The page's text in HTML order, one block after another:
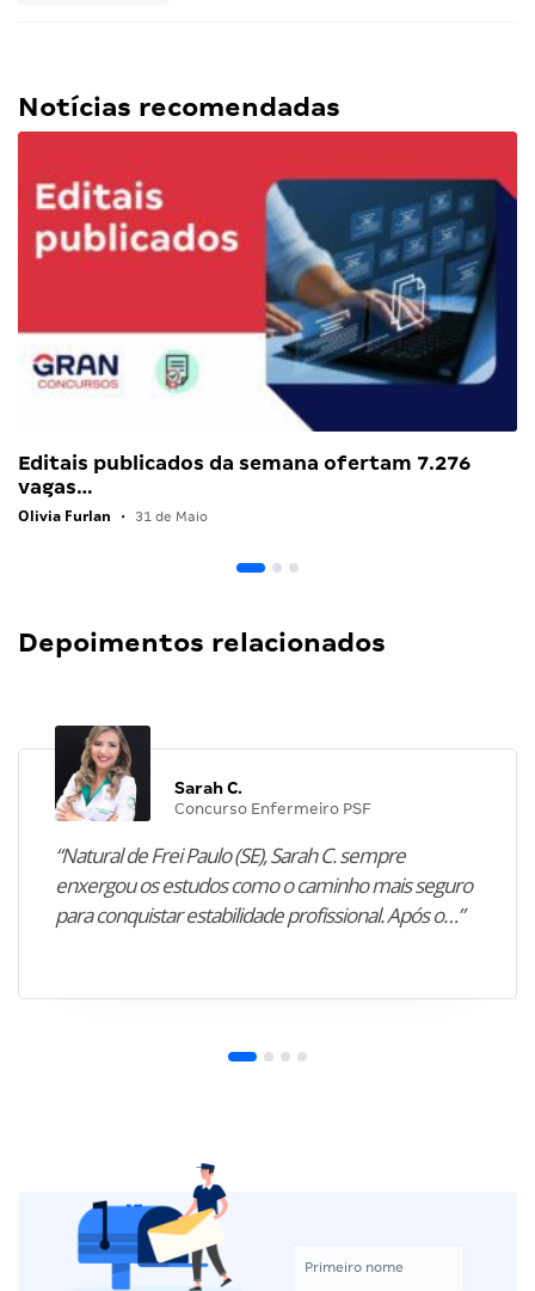
Notícias recomendadas
Editais publicados da semana ofertam 7.276
vagas…
Olivia Furlan • 31 de Maio
Depoimentos relacionados
Sarah C.
Concurso Enfermeiro PSF
“Natural de Frei Paulo (SE), Sarah C. sempre
enxergou os estudos como o caminho mais seguro
para conquistar estabilidade profissional. Após o…”